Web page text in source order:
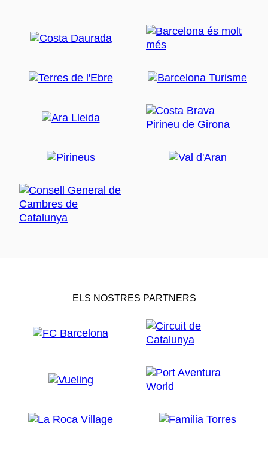
ELS NOSTRES PARTNERS